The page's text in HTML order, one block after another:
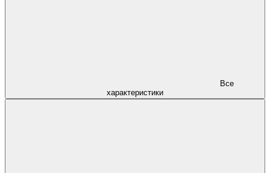
характеристики